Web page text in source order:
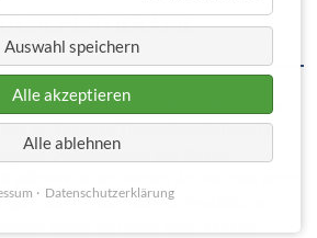
- auch Elektrokrampftherapie
wirksamste Therapieverfahren bei
Depressionen. Bei diesem
während einer kurzen Vollnarkose unter
durch elektrische Stimulation ein
Anfall von etwa einer Minute
Auswahl speichern
Alle akzeptieren
Alle ablehnen
Datenschutzerklärung